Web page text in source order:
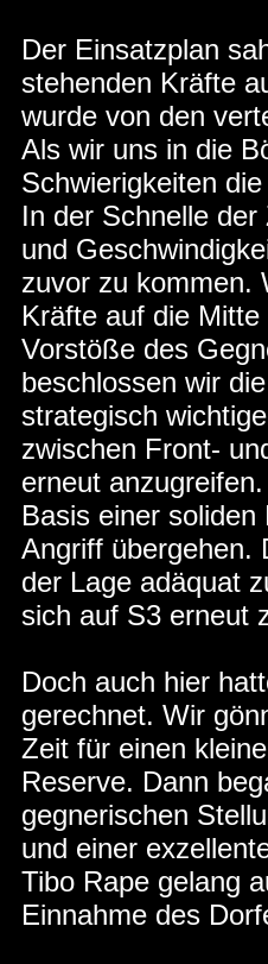
Der Einsatzplan
stehenden Kräfte
wurde von den
Als wir uns in die
Schwierigkeiten
In der Schnelle
und
zuvor zu kommen.
Kräfte auf die
Vorstöße des
beschlossen wir
strategisch
zwischen Front-
erneut
Basis einer
Angriff übergehen.
der Lage adäquat
sich auf S3 erneut
Doch auch hier
gerechnet. Wir
Zeit für einen
Reserve. Dann
gegnerischen
und einer
Tibo Rape gelang
Einnahme des